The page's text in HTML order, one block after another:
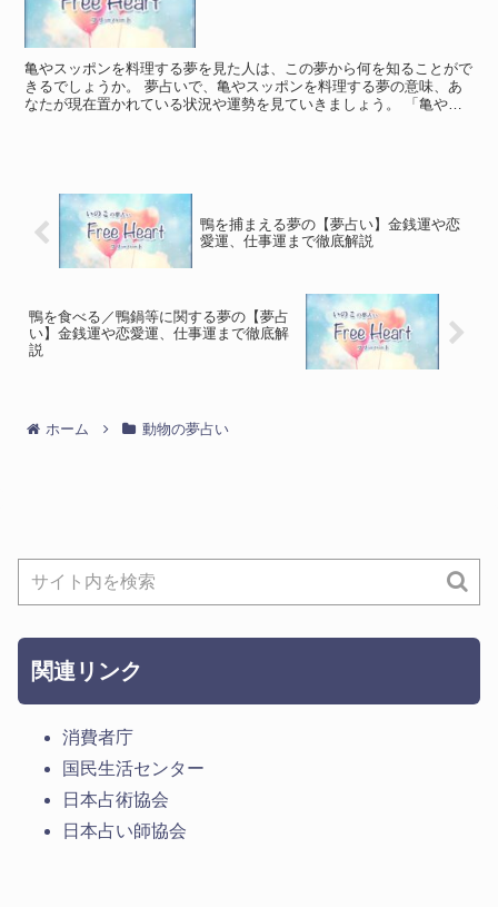
亀やスッポンを料理する夢を見た人は、この夢から何を知ることがで
きるでしょうか。 夢占いで、亀やスッポンを料理する夢の意味、あ
なたが現在置かれている状況や運勢を見ていきましょう。 「亀やス
鴨を捕まえる夢の【夢占い】金銭運や恋
愛運、仕事運まで徹底解説
鴨を食べる／鴨鍋等に関する夢の【夢占
い】金銭運や恋愛運、仕事運まで徹底解
説
ホーム 動物の夢占い
関連リンク
消費者庁
国民生活センター
日本占術協会
日本占い師協会